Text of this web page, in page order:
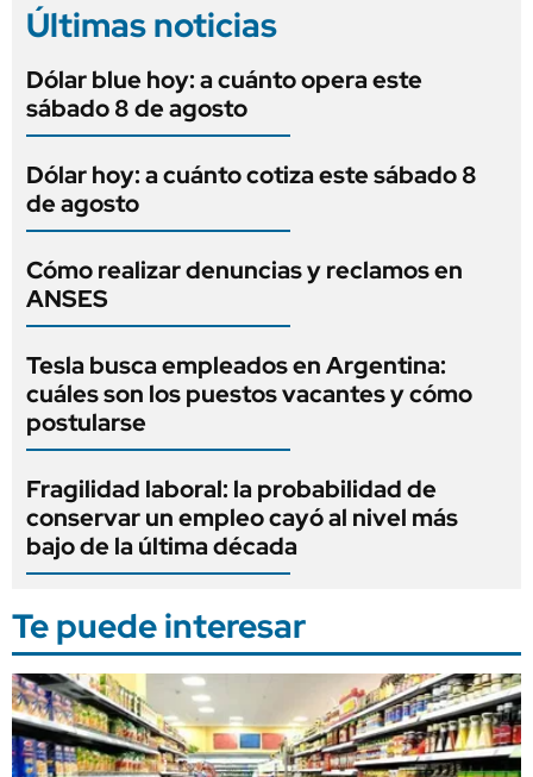
Últimas noticias
Dólar blue hoy: a cuánto opera este
sábado 8 de agosto
Dólar hoy: a cuánto cotiza este sábado 8
de agosto
Cómo realizar denuncias y reclamos en
ANSES
Tesla busca empleados en Argentina:
cuáles son los puestos vacantes y cómo
postularse
Fragilidad laboral: la probabilidad de
conservar un empleo cayó al nivel más
bajo de la última década
Te puede interesar